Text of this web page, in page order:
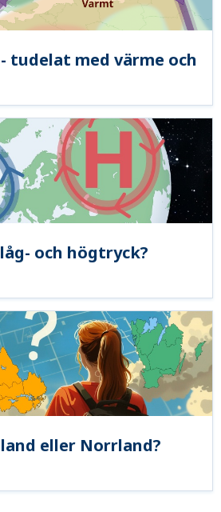
tudelat med värme och
och högtryck?
eller Norrland?